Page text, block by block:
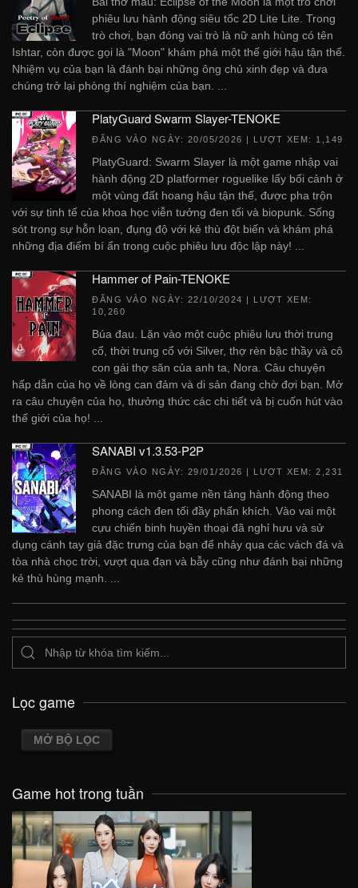
phiêu lưu hành động siêu tốc 2D Lite Lite. Trong
trò chơi, bạn đóng vai trò là nữ anh hùng có tên
Ishtar, còn được gọi là "Moon" khám phá một thế giới hậu tận thế.
Nhiệm vụ của bạn là đánh bại những ông chủ xinh đẹp và đưa
chúng trở lại phòng thí nghiệm của bạn. ...
PlatyGuard Swarm Slayer-TENOKE
ĐĂNG VÀO NGÀY: 20/05/2026 | LƯỢT XEM: 1,149
PlatyGuard: Swarm Slayer là một game nhập vai
hành động 2D platformer roguelike lấy bối cảnh ở
một vùng đất hoang hậu tận thế, được pha trộn
với sự tinh tế của khoa học viễn tưởng đen tối và biopunk. Sống
sót trong sự hỗn loạn, đụng độ với kẻ thù đột biến và khám phá
những địa điểm bí ẩn trong cuộc phiêu lưu độc lập này! ...
Hammer of Pain-TENOKE
ĐĂNG VÀO NGÀY: 22/10/2024 | LƯỢT XEM:
10,260
Búa đau. Lặn vào một cuộc phiêu lưu thời trung
cổ, thời trung cổ với Silver, thợ rèn bậc thầy và cô
con gái thợ săn của anh ta, Nora. Câu chuyện
hấp dẫn của họ về lòng can đảm và di sản đang chờ đợi bạn. Mở
ra câu chuyện của họ, thưởng thức các chi tiết và bị cuốn hút vào
thế giới của họ! ...
SANABI v1.3.53-P2P
ĐĂNG VÀO NGÀY: 29/01/2026 | LƯỢT XEM: 2,231
SANABI là một game nền tảng hành động theo
phong cách đen tối đầy phấn khích. Vào vai một
cựu chiến binh huyền thoại đã nghỉ hưu và sử
dụng cánh tay giả đặc trưng của bạn để nhảy qua các vách đá và
tòa nhà chọc trời, vượt qua đạn và bẫy cũng như đánh bại những
kẻ thù hùng mạnh. ...
Lọc game
MỞ BỘ LỌC
Game hot trong tuần
VIEW